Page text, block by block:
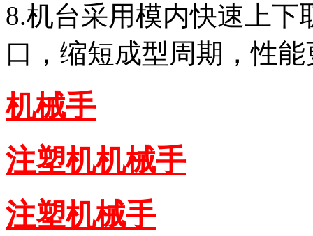
8.机台采用模内快速上
口，缩短成型周期，性
机械手
注塑机机械手
注塑机械手